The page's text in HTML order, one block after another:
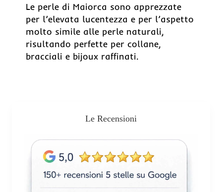
Le perle di Maiorca sono apprezzate
per l’elevata lucentezza e per l’aspetto
molto simile alle perle naturali,
risultando perfette per collane,
bracciali e bijoux raffinati.
Le Recensioni